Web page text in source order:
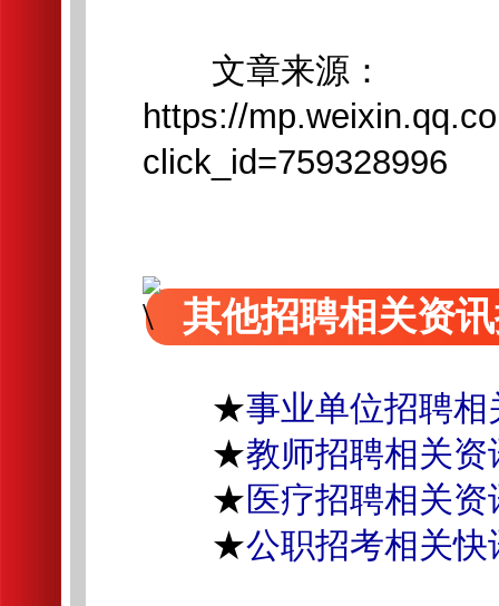
文章来源：
https://
click_id=759328996
其他招聘相关资
★事业单位招聘相
★教师招聘相关资
★医疗招聘相关资
★公职招考相关快